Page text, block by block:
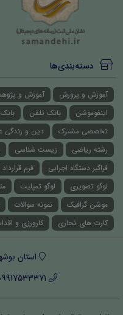
دسته‌بندی‌ها
آموزش و پرورش آموزش و
اینفوموشن
بانک تلفن
تخصصی مشترک
دین و زندگی
رشته ریاضی
زیست شناسی
فراگیر دستگاه اجرایی
فرم قرارداد
لوگو تصویری
لوگو تمپلیت
موشن گرافیک
نمونه سوالات
کارت های تجاری
کارورزی و
استان